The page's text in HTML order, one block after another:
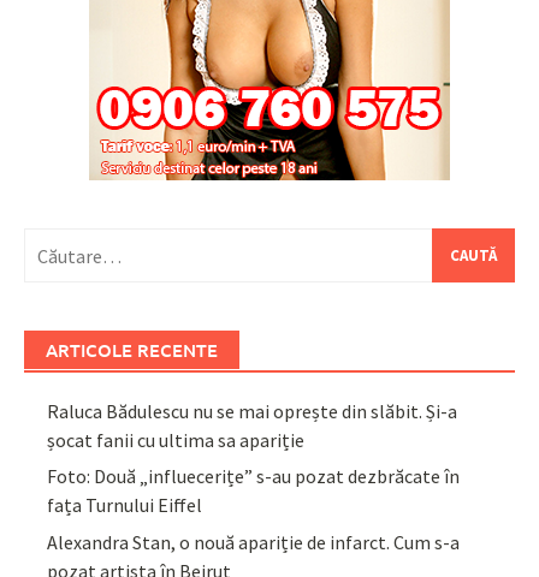
după:
ARTICOLE RECENTE
Raluca Bădulescu nu se mai oprește din slăbit. Și-a
șocat fanii cu ultima sa apariție
Foto: Două „influecerițe” s-au pozat dezbrăcate în
fața Turnului Eiffel
Alexandra Stan, o nouă apariție de infarct. Cum s-a
pozat artista în Beirut